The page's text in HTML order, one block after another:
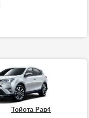
Тойота Рав4